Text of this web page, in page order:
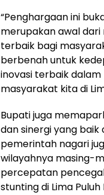
“Penghargaan ini
merupakan awal
terbaik bagi
berbenah untuk
inovasi terbaik
masyarakat kita di
Bupati juga
dan sinergi yang
pemerintah nagari
wilayahnya masing-
percepatan
stunting di Lima Puluh